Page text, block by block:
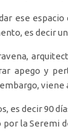
ese
es decir
apego y
es decir 90
por la